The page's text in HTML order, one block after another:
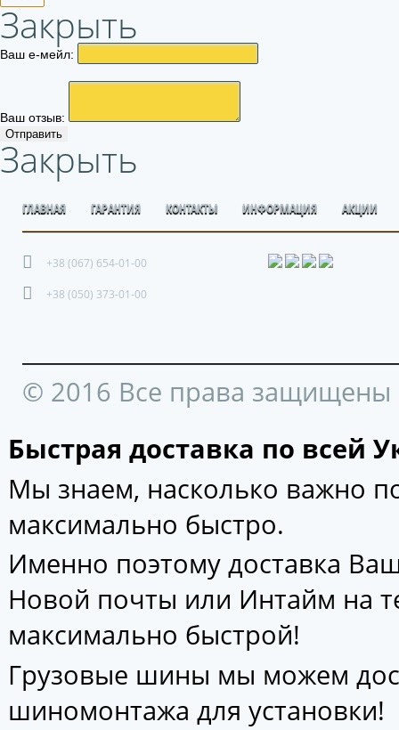
Закрыть
Ваш е-мейл:
Ваш отзыв:
Отправить
Закрыть
ГЛАВНАЯ ГАРАНТИЯ КОНТАКТЫ ИНФОРМАЦИЯ АКЦИИ
+38 (067) 654-01-00
+38 (050) 373-01-00
© 2016 Все права защищены
Быстрая доставка по всей
Мы знаем, насколько важно
максимально быстро.
Именно поэтому доставка
Новой почты или Интайм на
максимально быстрой!
Грузовые шины мы можем
шиномонтажа для установки!